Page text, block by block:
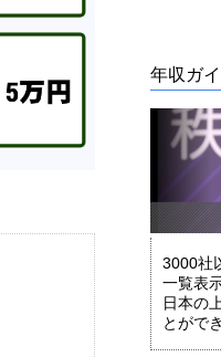
年収ガ
3000社
一覧表示
日本の
とがで